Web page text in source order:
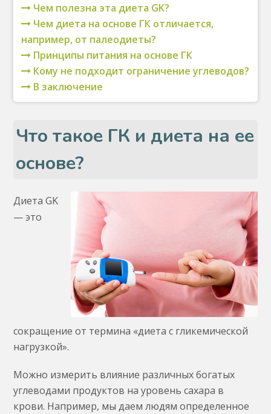
Чем полезна эта диета GK?
Чем диета на основе ГК отличается,
например, от палеодиеты?
Принципы питания на основе ГК
Кому не подходит ограничение углеводов?
В заключение
Что такое ГК и диета на ее
основе?
Диета GK
— это
сокращение от термина «диета с гликемической
нагрузкой».
Можно измерить влияние различных богатых
углеводами продуктов на уровень сахара в
крови. Например, мы даем людям определенное